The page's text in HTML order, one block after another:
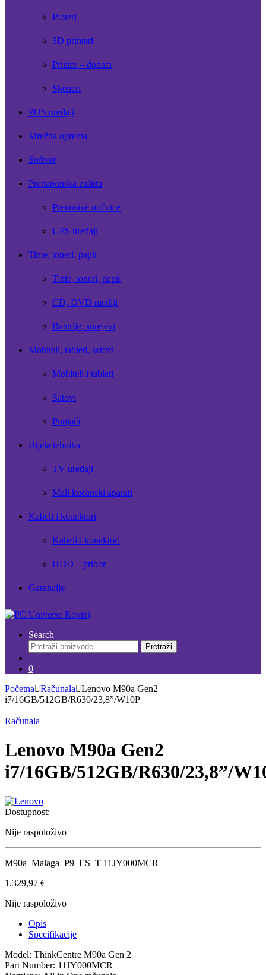
Ploteri
3D printeri
Printer – dodaci
Skeneri
POS uređaji
Mrežna oprema
Softver
Prenaponska zaštita
Prenosive utičnice
UPS uređaji
Tinte, toneri, papir
Tinte, toneri, papir
CD, DVD mediji
Baterije, sprejevi
Mobiteli, tableti, satovi
Mobiteli i tableti
Satovi
Punjači
Bijela tehnika
TV uređaji
Mali kućanski aparati
Kabeli i konektori
Kabeli i konektori
HDD – pribor
Garancije
Search
Pretraži:
Pretraži
0
Početna
Računala
Lenovo M90a Gen2
i7/16GB/512GB/R630/23,8”/W10P
Računala
Lenovo M90a Gen2
i7/16GB/512GB/R630/23,8”/
Dostupnost:
Nije raspoloživo
M90a_Malaga_P9_ES_T 11JY000MCR
1.329,97 €
Nije raspoloživo
Opis
Specifikacije
Model: ThinkCentre M90a Gen 2
Part Number: 11JY000MCR